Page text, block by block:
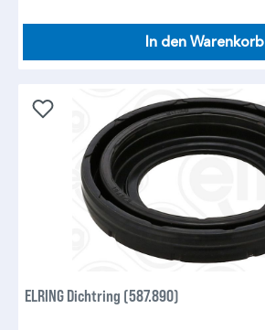
In den Warenkorb
ELRING Dichtring (587.890)